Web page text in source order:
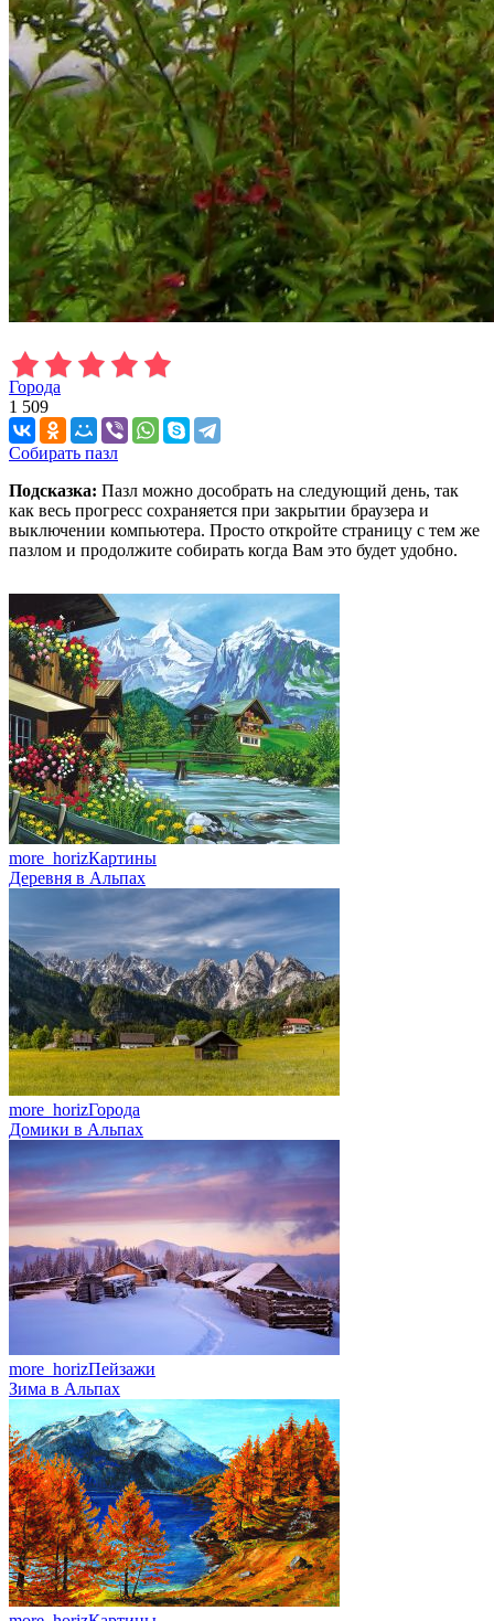
Города
1 509
Собирать пазл
Подсказка: Пазл можно дособрать на следующий день, так
как весь прогресс сохраняется при закрытии браузера и
выключении компьютера. Просто откройте страницу с тем же
пазлом и продолжите собирать когда Вам это будет удобно.
more_horizКартины
Деревня в Альпах
more_horizГорода
Домики в Альпах
more_horizПейзажи
Зима в Альпах